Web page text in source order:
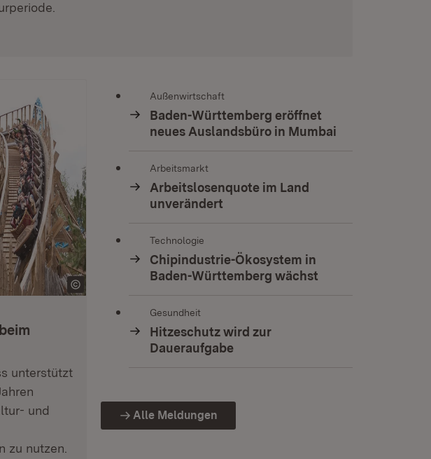
unterstützt
und
zu nutzen.
Außenwirtschaft
Baden-Württemberg eröffnet
neues Auslandsbüro in Mumbai
Arbeitsmarkt
Arbeitslosenquote im Land
unverändert
Technologie
Chipindustrie-Ökosystem in
Baden-Württemberg wächst
Gesundheit
Hitzeschutz wird zur
Daueraufgabe
Alle Meldungen